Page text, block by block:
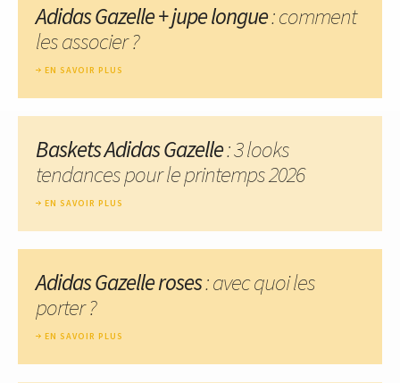
Adidas Gazelle + jupe longue: comment
les associer ?
EN SAVOIR PLUS
Baskets Adidas Gazelle: 3 looks
tendances pour le printemps 2026
EN SAVOIR PLUS
Adidas Gazelle roses: avec quoi les
porter ?
EN SAVOIR PLUS